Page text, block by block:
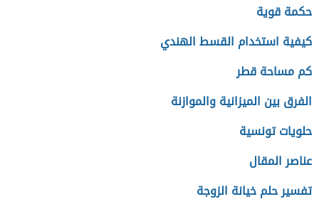
حكمة قوية
كيفية استخدام القسط الهندي
كم مساحة قطر
الفرق بين الميزانية والموازنة
حلويات تونسية
عناصر المقال
تفسير حلم خيانة الزوجة